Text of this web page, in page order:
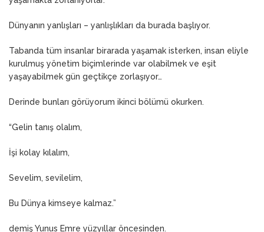
Dünyanın yanlışları – yanlışlıkları da burada başlıyor.
Tabanda tüm insanlar birarada yaşamak isterken, insan eliyle
kurulmuş yönetim biçimlerinde var olabilmek ve eşit
yaşayabilmek gün geçtikçe zorlaşıyor…
Derinde bunları görüyorum ikinci bölümü okurken.
“Gelin tanış olalım,
İşi kolay kılalım,
Sevelim, sevilelim,
Bu Dünya kimseye kalmaz.”
demiş Yunus Emre yüzyıllar öncesinden.